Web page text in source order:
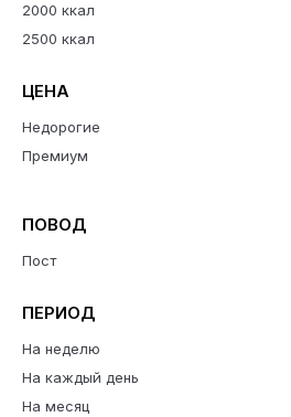
2000 ккал
2500 ккал
ЦЕНА
Недорогие
Премиум
ПОВОД
Пост
ПЕРИОД
На неделю
На каждый день
На месяц